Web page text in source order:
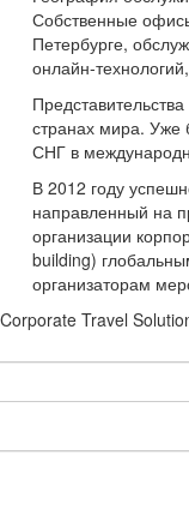
Собственные
Петербурге,
онлайн-
странах мира. Уже
СНГ в
В 2012 году
направленный на
организации
building)
организаторам
Travel